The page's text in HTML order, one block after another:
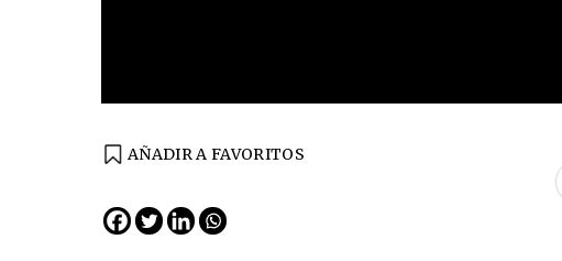
AÑADIR A FAVORITOS